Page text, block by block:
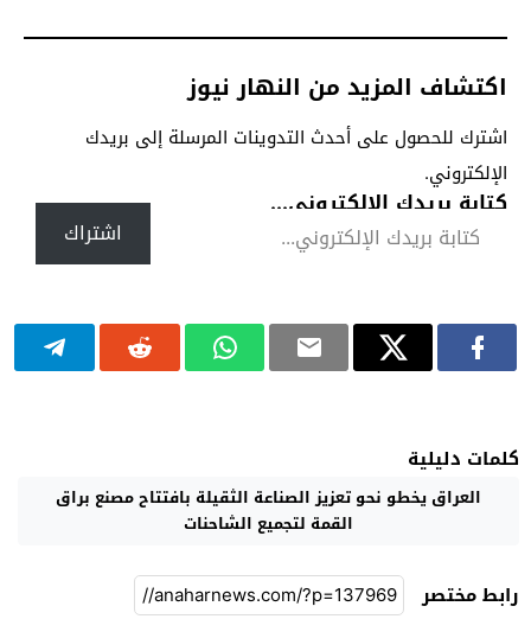
اكتشاف المزيد من النهار نيوز
اشترك للحصول على أحدث التدوينات المرسلة إلى بريدك
الإلكتروني.
كتابة بريدك الإلكتروني...
اشتراك
كلمات دليلية
العراق يخطو نحو تعزيز الصناعة الثقيلة بافتتاح مصنع براق
القمة لتجميع الشاحنات
رابط مختصر